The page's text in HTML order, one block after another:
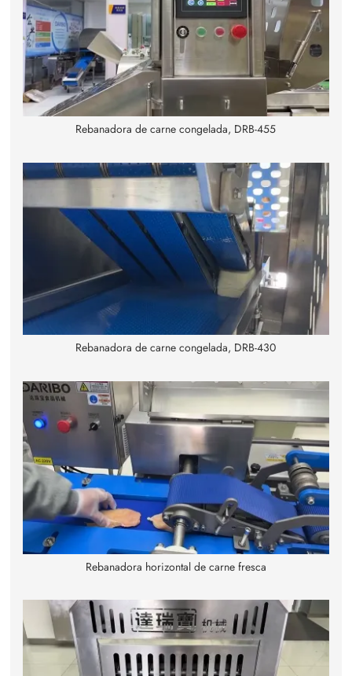
Rebanadora de carne congelada, DRB-455
Rebanadora de carne congelada, DRB-430
Rebanadora horizontal de carne fresca